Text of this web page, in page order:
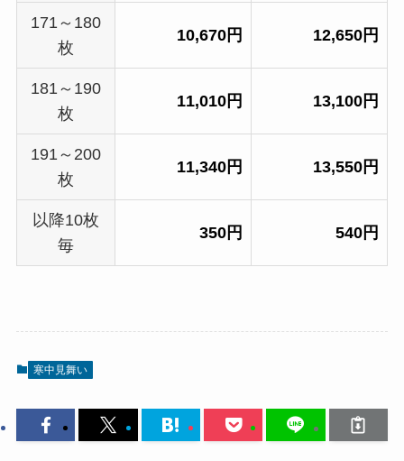
171～180
枚
10,670円 12,650円
181～190
枚
11,010円 13,100円
191～200
枚
11,340円 13,550円
以降10枚
毎
350円 540円
寒中見舞い